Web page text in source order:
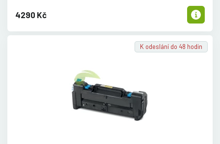
4290 Kč
K odeslání do 48 hodin